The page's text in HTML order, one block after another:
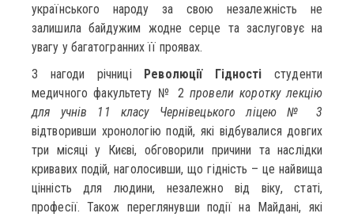
українського народу за свою незалежність не
залишила байдужим жодне серце та заслуговує на
увагу у багатогранних її проявах.
З нагоди річниці Революції Гідності студенти
медичного факультету № 2провели коротку лекцію
для учнів 11 класу Чернівецького ліцею № 3
відтворивши хронологію подій, які відбувалися довгих
три місяці у Києві, обговорили причини та наслідки
кривавих подій, наголосивши, що гідність – це найвища
цінність для людини, незалежно від віку, статі,
професії. Також переглянувши події на Майдані, які